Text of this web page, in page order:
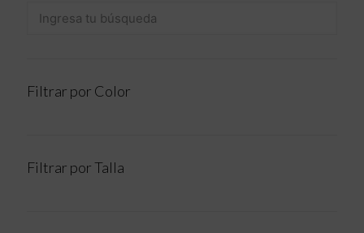
Filtrar por Color
Filtrar por Talla